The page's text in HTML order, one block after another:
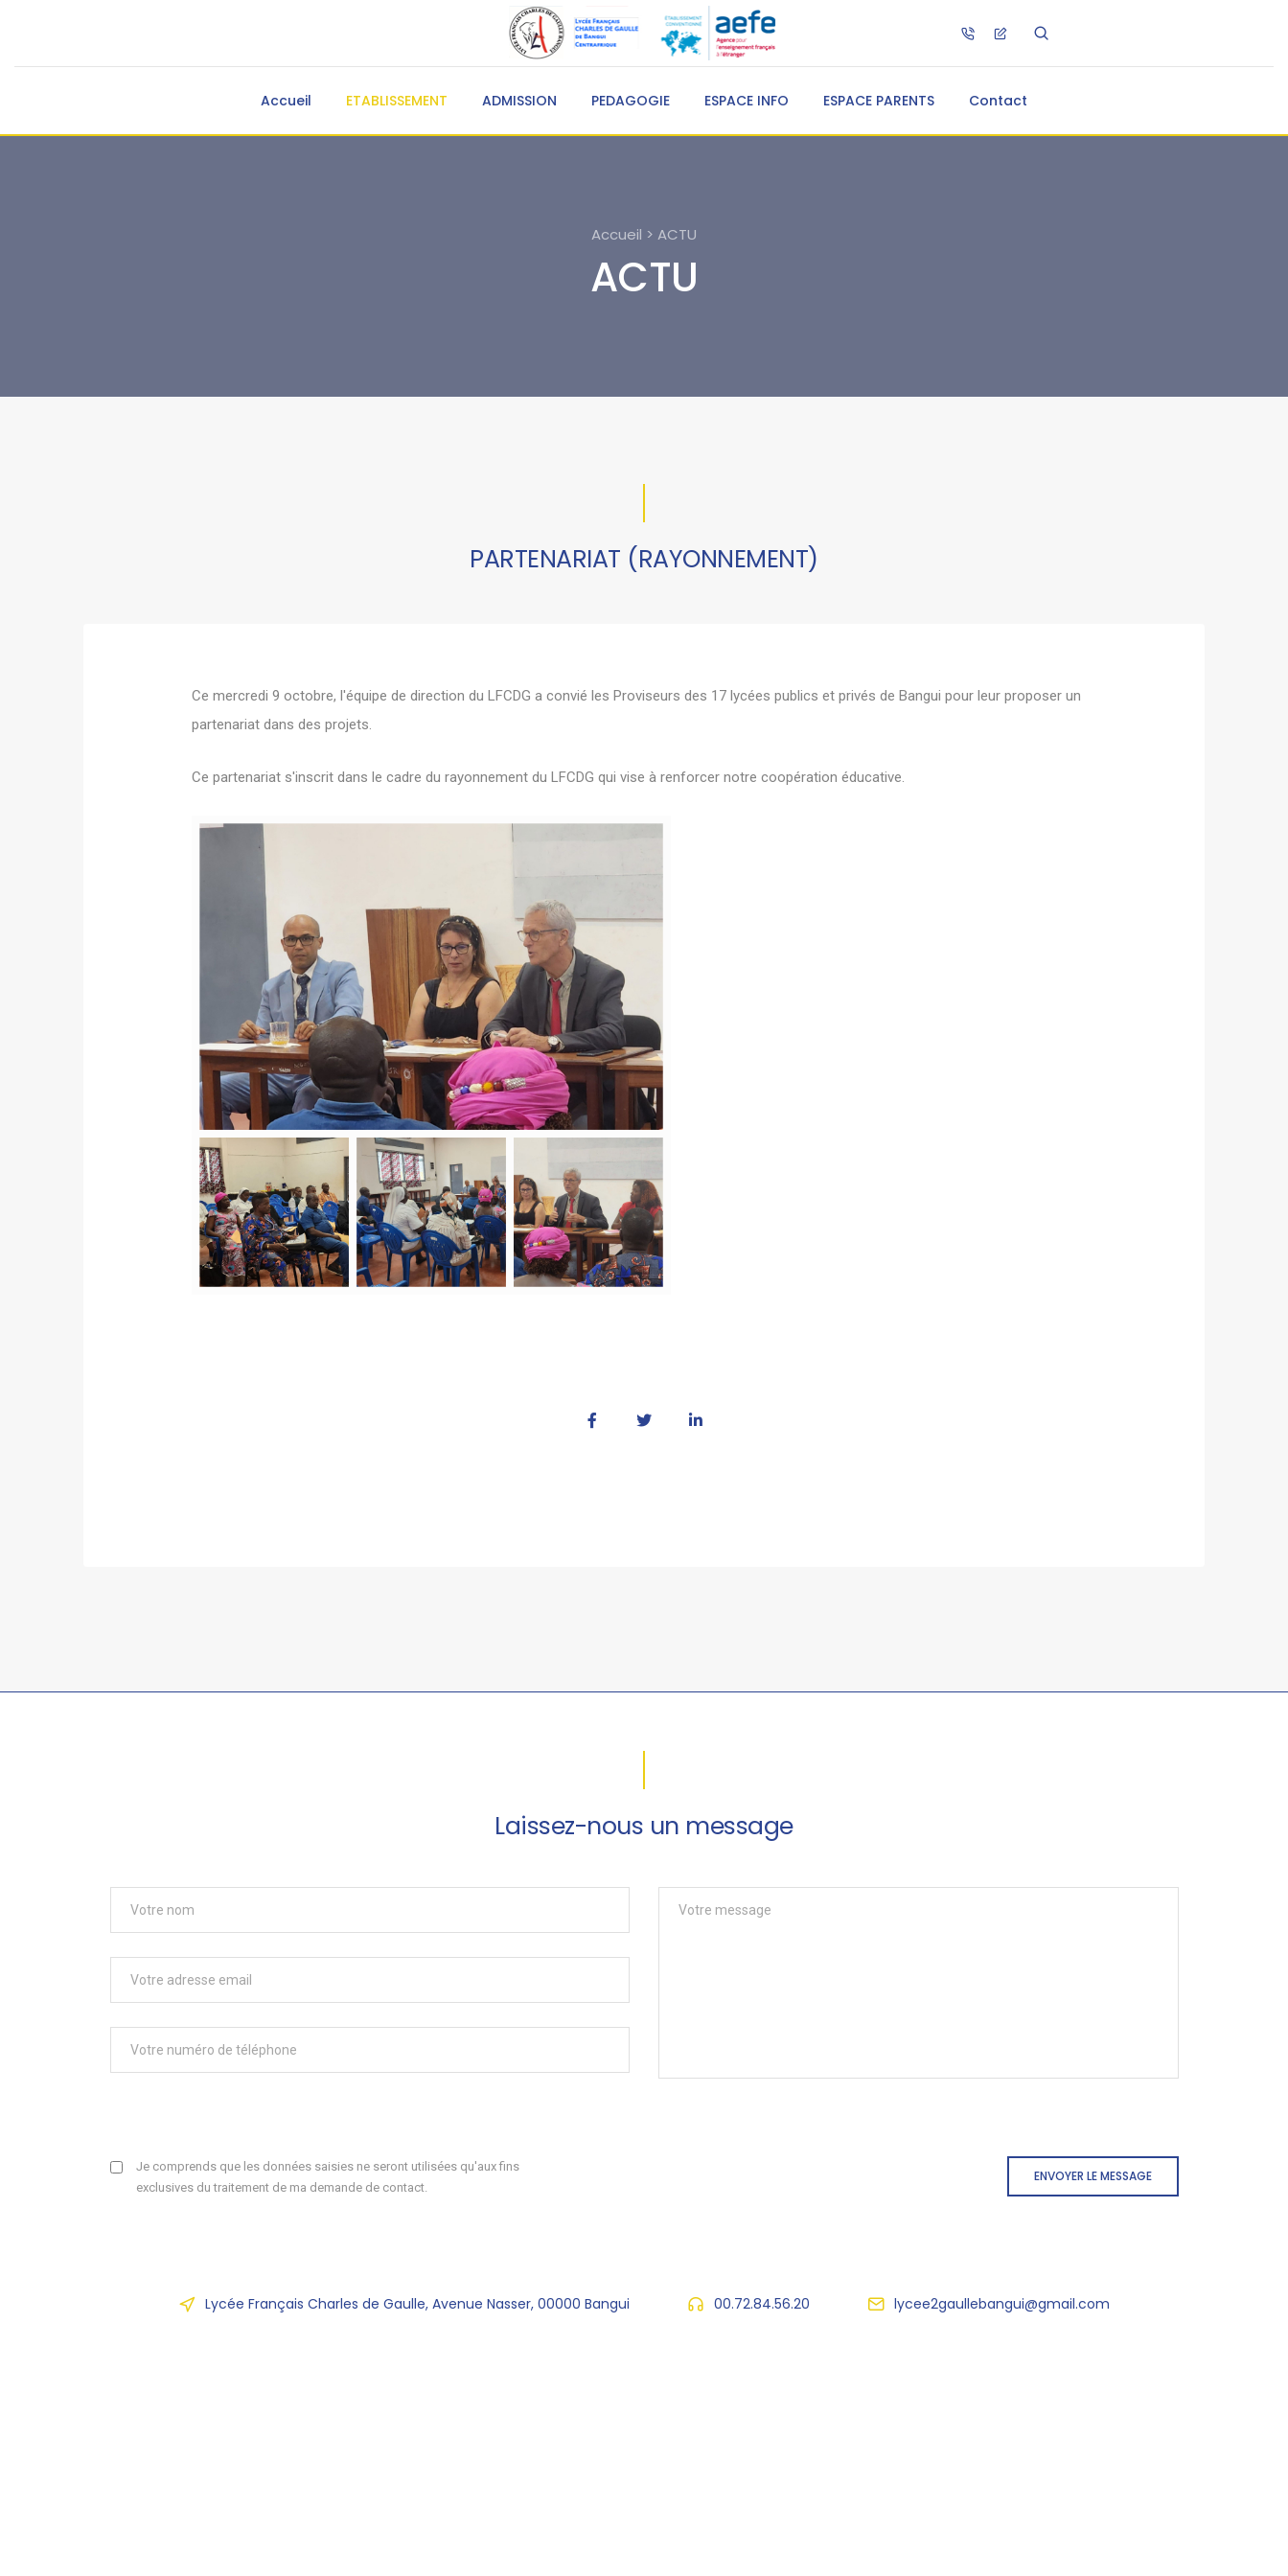
Accueil ETABLISSEMENT ADMISSION PEDAGOGIE ESPACE INFO ESPACE PARENTS Contact
Accueil > ACTU
ACTU
PARTENARIAT (RAYONNEMENT)
Ce mercredi 9 octobre, l'équipe de direction du LFCDG a convié les Proviseurs des 17 lycées publics et privés de Bangui pour leur proposer un
partenariat dans des projets.
Ce partenariat s'inscrit dans le cadre du rayonnement du LFCDG qui vise à renforcer notre coopération éducative.
Laissez-nous un message
Je comprends que les données saisies ne seront utilisées qu'aux fins
exclusives du traitement de ma demande de contact.
ENVOYER LE MESSAGE
Lycée Français Charles de Gaulle, Avenue Nasser, 00000 Bangui 00.72.84.56.20 lycee2gaullebangui@gmail.com